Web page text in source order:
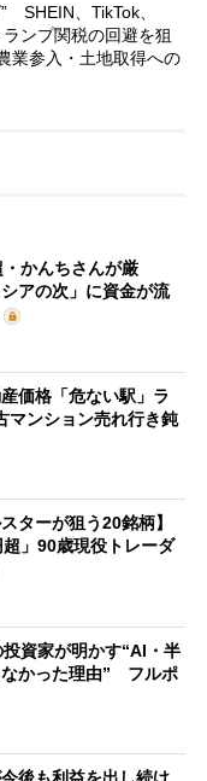
SHEIN、TikTok、
ンプ関税の回避を狙
業参入・土地取得への
・かんちさんが厳
アの次」に資金が流
産価格「危ない駅」ラ
マンション売れ行き鈍
ターが狙う20銘柄】
超」90歳現役トレーダ
資家が明かす“AI・半
なかった理由” フルポ